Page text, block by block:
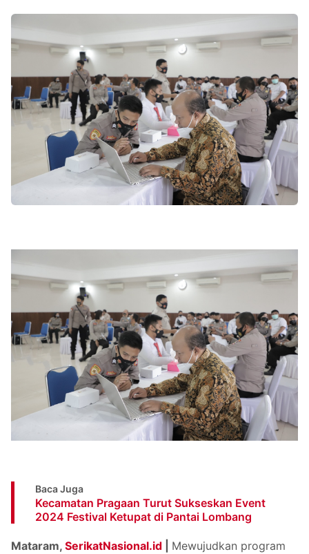
Baca Juga
Kecamatan Pragaan Turut Sukseskan Event
2024 Festival Ketupat di Pantai Lombang
Mataram, SerikatNasional.id
Mewujudkan program